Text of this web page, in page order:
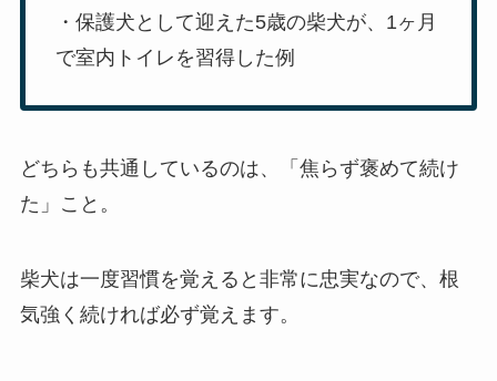
・保護犬として迎えた5歳の柴犬が、1ヶ月
で室内トイレを習得した例
どちらも共通しているのは、「焦らず褒めて続け
た」こと。
柴犬は一度習慣を覚えると非常に忠実なので、根
気強く続ければ必ず覚えます。